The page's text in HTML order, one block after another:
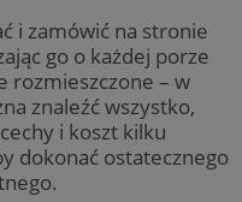
i zamówić na stronie
go o każdej porze
rozmieszczone – w
znaleźć wszystko,
i koszt kilku
dokonać ostatecznego